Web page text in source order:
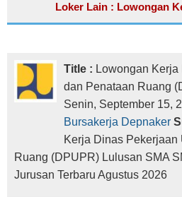
Loker Lain : Lowongan
Title : Lowongan
dan Penataan Ruang
Senin, September 15,
Bursakerja Depnaker
Kerja Dinas Pekerjaan
Ruang (DPUPR) Lulusan SMA
Jurusan Terbaru Agustus 2026